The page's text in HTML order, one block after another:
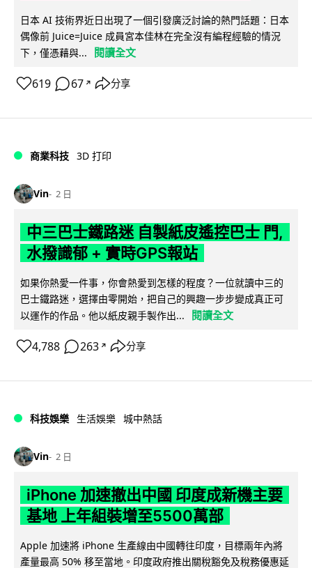
日本 AI 技術界近日出現了一個引發廣泛討論的熱門話題：日本
偶像前 Juice=Juice 成員宮本佳林在完全沒有編程經驗的情況
下，僅憑藉與...
閱讀全文
619 67 ↗ 分享
商業科技 3D 打印
Vin 2 日
中三巴士鐵路迷 自製紙皮遙控巴士 門,
水撥識郁 + 實時GPS報站
如果你熱愛一件事，你會熱愛到怎樣的程度？一位就讀中三的
巴士鐵路迷，選擇由零開始，把自己的興趣一步步變成真正可
以運作的作品。他以紙皮親手製作出...
閱讀全文
4,788 263 ↗ 分享
科技娛樂 生活娛樂 城中熱話
Vin 2 日
iPhone 加速撤出中國 印度成新機主要
基地 上年組裝增至5500萬部
Apple 加速將 iPhone 生產線由中國轉往印度，目標兩年內將
產量最高 50% 移至當地。印度政府推出關稅豁免及稅務優惠延